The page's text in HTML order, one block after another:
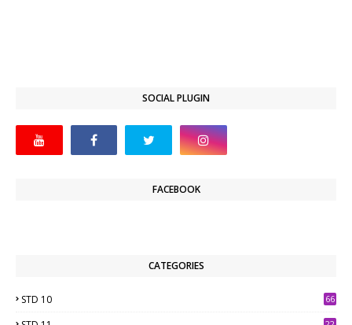
SOCIAL PLUGIN
FACEBOOK
CATEGORIES
STD 10 66